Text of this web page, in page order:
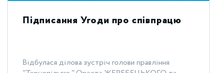
Підписання Угоди про співпрацю
Відбулася ділова зустріч голови правління